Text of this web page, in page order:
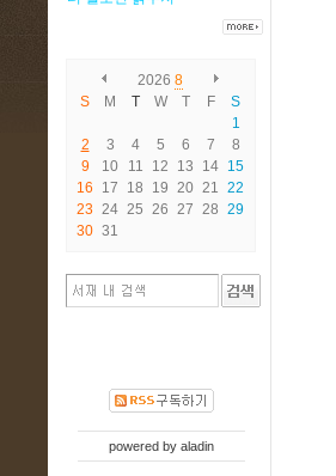
2026 8
S
M T W T F
S
1
2
3 4 5 6 7
8
9
10 11 12 13 14 15
16
17 18 19 20 21 22
23 24 25 26 27 28 29
30 31
powered by aladin